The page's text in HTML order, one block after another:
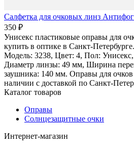
Салфетка для очковых линз
350 ₽
Унисекс пластиковые оправы для
купить в оптике в Санкт-
Модель: 3238, Цвет: 4, Пол:
Диаметр линзы: 49 мм, Ширина
заушника: 140 мм. Оправы для очков
наличии с доставкой по Санкт-
Каталог товаров
Оправы
Солнцезащитные очки
Интернет-магазин